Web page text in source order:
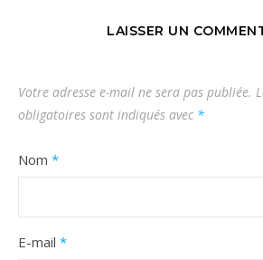
LAISSER UN
Votre adresse e-mail ne sera pas publiée.
obligatoires sont indiqués avec *
Nom *
E-mail *